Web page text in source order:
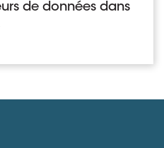
de données dans